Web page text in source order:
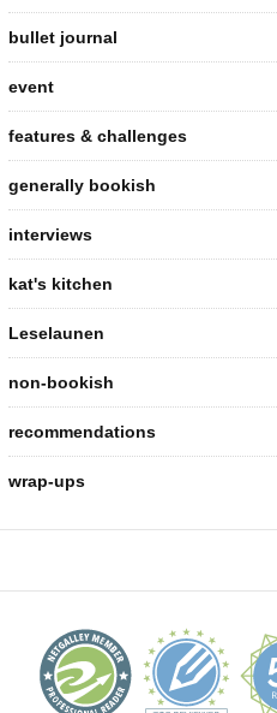
bullet journal
event
features & challenges
generally bookish
interviews
kat's kitchen
Leselaunen
non-bookish
recommendations
wrap-ups